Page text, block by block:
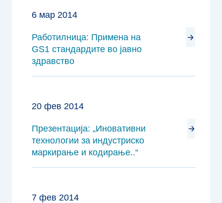
6 мар 2014
Работилница: Примена на
GS1 стандардите во јавно
здравство
20 фев 2014
Презентација: „Иновативни
технологии за индустриско
маркирање и кодирање..“
7 фев 2014